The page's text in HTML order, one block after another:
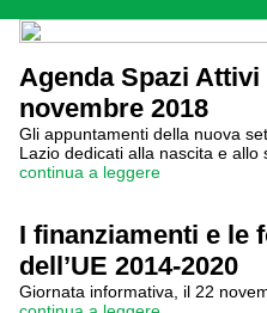
Agenda Spazi Attivi
novembre 2018
Gli appuntamenti della nuova
Lazio dedicati alla nascita e allo
continua a leggere
I finanziamenti e le
dell’UE 2014-2020
Giornata informativa, il 22